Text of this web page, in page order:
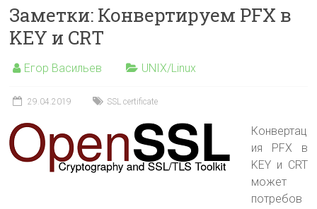
Заметки: Конвертируем PFX в
KEY и CRT
Егор Васильев UNIX/Linux
29.04.2019 SSL certificate
Конвертац
ия PFX в
KEY и CRT
может
потребов